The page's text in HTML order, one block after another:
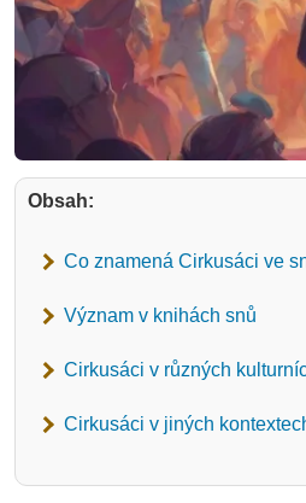
Obsah:
Co znamená Cirkusáci ve
Význam v knihách snů
Cirkusáci v různých
Cirkusáci v jiných